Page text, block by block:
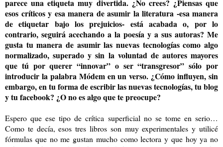
parece una etiqueta muy divertida. ¿No crees? ¿Piensas que
esos críticos y esa manera de asumir la literatura -esa manera
de etiquetar bajo los prejuicios- está acabada o, por lo
contrario, seguirá acechando a la poesía y a sus autoras? Me
gusta tu manera de asumir las nuevas tecnologías como algo
normalizado, superado y sin la voluntad de autores mayores
que tú por querer “innovar” o ser “transgresor” sólo por
introducir la palabra Módem en un verso. ¿Cómo influyen, sin
embargo, en tu forma de escribir las nuevas tecnologías, tu blog
y tu facebook? ¿O no es algo que te preocupe?
Espero que ese tipo de crítica superficial no se tome en serio…
Como te decía, esos tres libros son muy experimentales y utilicé
fórmulas que no me gustan mucho como lectora y que hoy ya no